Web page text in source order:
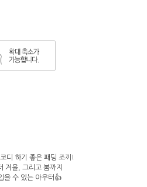
디 하기 좋은 패딩 조끼!
겨울, 그리고 봄까지
을 수 있는 아우터👍